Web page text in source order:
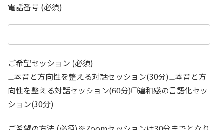
電話番号 (必須)
ご希望セッション (必須)
本音と方向性を整える対話セッション(30分) 本音と方
向性を整える対話セッション(60分) 違和感の言語化セッ
ション(30分)